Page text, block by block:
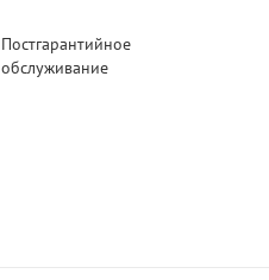
Постгарантийное
обслуживание